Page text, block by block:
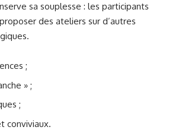
sa souplesse : les participants
des ateliers sur d’autres
;
» ;
;
conviviaux.